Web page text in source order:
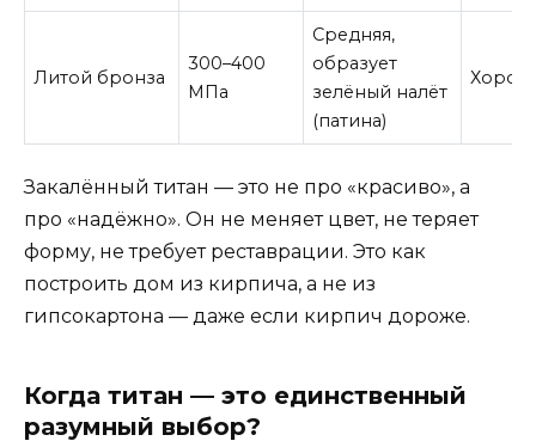
Литой бронза
300–400
МПа
Средняя,
образует
зелёный налёт
(патина)
Закалённый титан — это не про «красиво», а
про «надёжно». Он не меняет цвет, не теряет
форму, не требует реставрации. Это как
построить дом из кирпича, а не из
гипсокартона — даже если кирпич дороже.
Когда титан — это единственный
разумный выбор?